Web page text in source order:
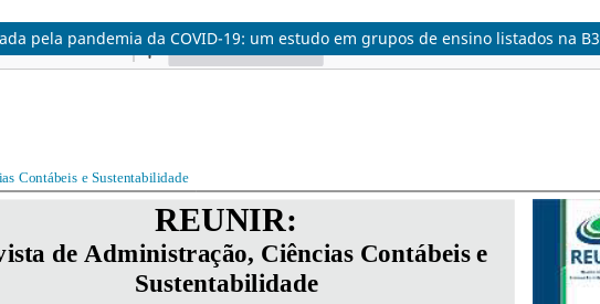
pela pandemia da COVID-19: um estudo em grupos de ensino listados na B3